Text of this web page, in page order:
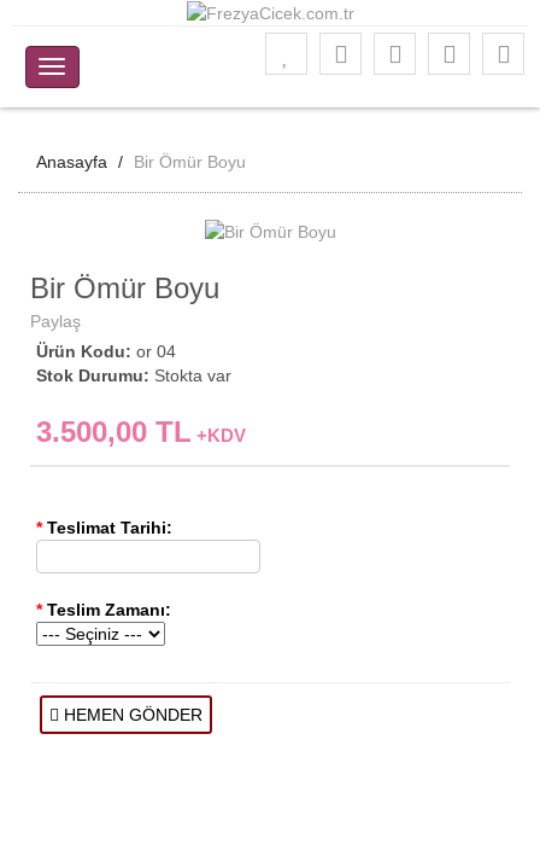
Anasayfa Bir Ömür Boyu
Bir Ömür Boyu
Paylaş
Ürün Kodu: or 04
Stok Durumu: Stokta var
3.500,00 TL +KDV
* Teslimat Tarihi:
* Teslim Zamanı:
HEMEN GÖNDER